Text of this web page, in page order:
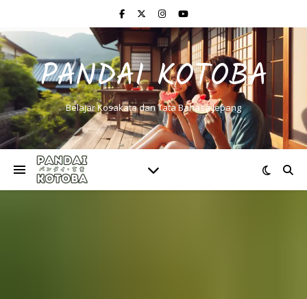
PANDAI KOTOBA
Belajar Kosakata dan Tata Bahasa Jepang